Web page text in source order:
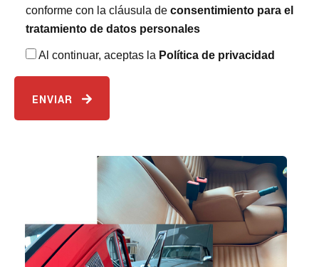
conforme con la cláusula de consentimiento para el
tratamiento de datos personales
Al continuar, aceptas la Política de privacidad
ENVIAR